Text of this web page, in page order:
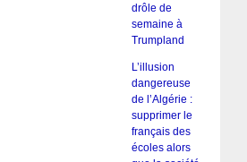
drôle de
semaine à
Trumpland
L’illusion
dangereuse
de l’Algérie :
supprimer le
français des
écoles alors